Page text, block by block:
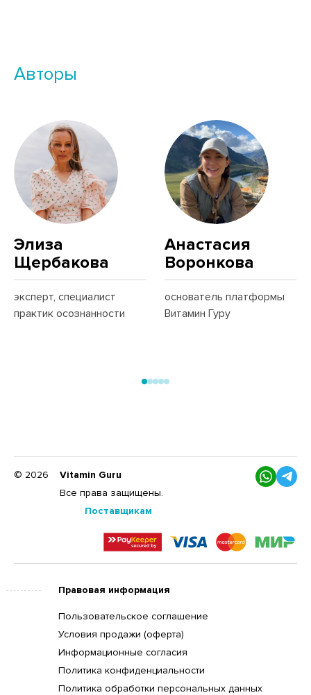
Авторы
Элиза
Щербакова
эксперт, специалист
практик осознанности
Анастасия
Воронкова
основатель платформы
Витамин Гуру
© 2026
Vitamin Guru
Все права защищены.
Поставщикам
Правовая информация
Пользовательское соглашение
Условия продажи (оферта)
Информационные согласия
Политика конфиденциальности
Политика обработки персональных данных